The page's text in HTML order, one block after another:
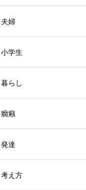
夫婦
小学生
暮らし
癇癪
発達
考え方